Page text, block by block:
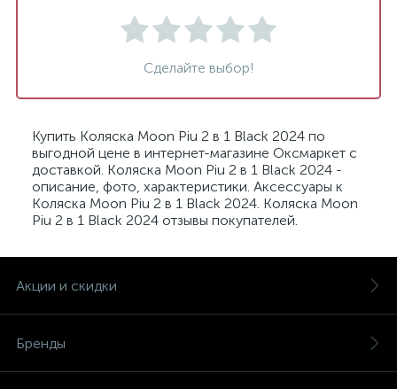
Сделайте выбор!
Купить Коляска Moon Piu 2 в 1 Black 2024 по
выгодной цене в интернет-магазине Оксмаркет с
доставкой. Коляска Moon Piu 2 в 1 Black 2024 -
описание, фото, характеристики. Аксессуары к
Коляска Moon Piu 2 в 1 Black 2024. Коляска Moon
Piu 2 в 1 Black 2024 отзывы покупателей.
Акции и скидки
Бренды